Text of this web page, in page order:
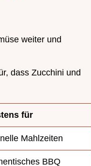
weiter und
dass Zucchini und
für
Mahlzeiten
BBQ